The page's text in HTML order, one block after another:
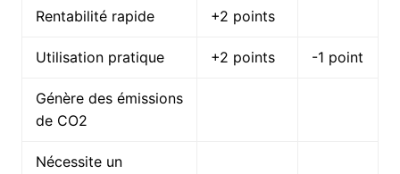
Rentabilité rapide +2 points
Utilisation pratique +2 points -1 point
Génère des émissions
de CO2
Nécessite un